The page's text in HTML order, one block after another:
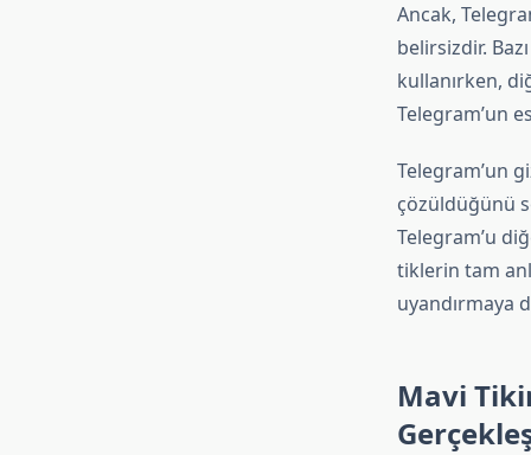
Ancak,
belirsizdir.
kullanırken,
Telegram’un
Telegram’un
çözüldüğünü
Telegram’u
tiklerin tam
uyandırmaya
Mavi